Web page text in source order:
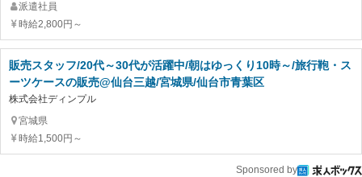
派遣社員
時給2,800円～
販売スタッフ/20代～30代が活躍中/朝はゆっくり10時～/旅行鞄・ス
ーツケースの販売@仙台三越/宮城県/仙台市青葉区
株式会社ディンプル
宮城県
時給1,500円～
Sponsored by